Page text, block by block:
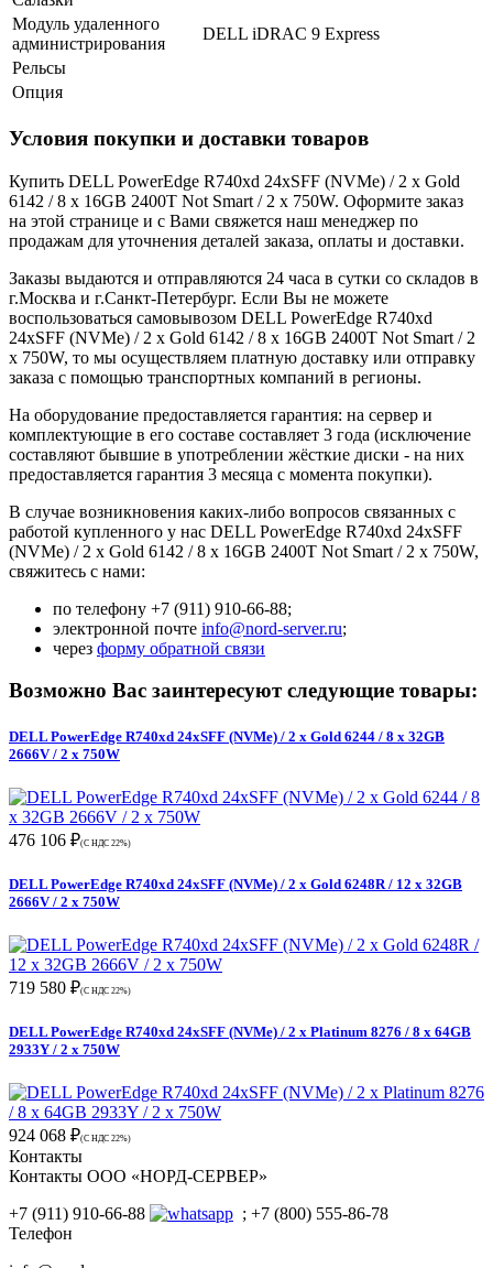
Модуль удаленного
администрирования
DELL iDRAC 9 Express
Рельсы
Опция
Условия покупки и доставки товаров
Купить DELL PowerEdge R740xd 24xSFF (NVMe) / 2 x Gold
6142 / 8 x 16GB 2400T Not Smart / 2 x 750W. Оформите заказ
на этой странице и с Вами свяжется наш менеджер по
продажам для уточнения деталей заказа, оплаты и доставки.
Заказы выдаются и отправляются 24 часа в сутки со складов в
г.Москва и г.Санкт-Петербург. Если Вы не можете
воспользоваться самовывозом DELL PowerEdge R740xd
24xSFF (NVMe) / 2 x Gold 6142 / 8 x 16GB 2400T Not Smart / 2
x 750W, то мы осуществляем платную доставку или отправку
заказа с помощью транспортных компаний в регионы.
На оборудование предоставляется гарантия: на сервер и
комплектующие в его составе составляет 3 года (исключение
составляют бывшие в употреблении жёсткие диски - на них
предоставляется гарантия 3 месяца с момента покупки).
В случае возникновения каких-либо вопросов связанных с
работой купленного у нас DELL PowerEdge R740xd 24xSFF
(NVMe) / 2 x Gold 6142 / 8 x 16GB 2400T Not Smart / 2 x 750W,
свяжитесь с нами:
по телефону +7 (911) 910-66-88;
электронной почте info@nord-server.ru;
через форму обратной связи
Возможно Вас заинтересуют следующие товары:
DELL PowerEdge R740xd 24xSFF (NVMe) / 2 x Gold 6244 / 8 x 32GB
2666V / 2 x 750W
476 106 ₽(С НДС 22%)
DELL PowerEdge R740xd 24xSFF (NVMe) / 2 x Gold 6248R / 12 x 32GB
2666V / 2 x 750W
719 580 ₽(С НДС 22%)
DELL PowerEdge R740xd 24xSFF (NVMe) / 2 x Platinum 8276 / 8 x 64GB
2933Y / 2 x 750W
924 068 ₽(С НДС 22%)
Контакты
Контакты ООО «НОРД-СЕРВЕР»
+7 (911) 910-66-88
; +7 (800) 555-86-78
Телефон